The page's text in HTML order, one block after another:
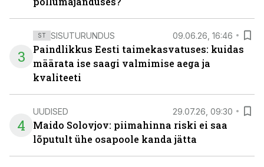
3
ST SISUTURUNDUS 09.06.26, 16:46
Paindlikkus Eesti taimekasvatuses: kuidas
määrata ise saagi valmimise aega ja
kvaliteeti
4
UUDISED 29.07.26, 09:30
Maido Solovjov: piimahinna riski ei saa
lõputult ühe osapoole kanda jätta